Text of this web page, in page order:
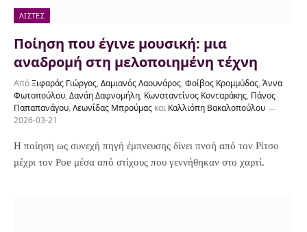
ΛΊΣΤΕΣ
Ποίηση που έγινε μουσική: μια
αναδρομή στη μελοποιημένη τέχνη
ΑπόΞιφαράς Γιώργος, Δαμιανός Λαουνάρος, Φοίβος Κρομμύδας, Άννα
Φωτοπούλου, Δανάη Δαφνομήλη, Κωνσταντίνος Κονταράκης, Πάνος
Παπαπανάγου, Λεωνίδας Μπρούμας και Καλλιόπη Βακαλοπούλου
2026-03-21
Η ποίηση ως συνεχή πηγή έμπνευσης δίνει πνοή από τον Ρίτσο
μέχρι τον Poe μέσα από στίχους που γεννήθηκαν στο χαρτί.